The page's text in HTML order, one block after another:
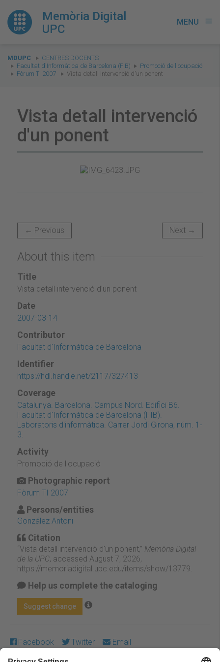
Memòria Digital
UPC
MENU menu
You
are
here:
MDUPC
CENTRES DOCENTS
Facultat d'Informàtica de Barcelona (FIB)
Promoció de l'ocupació
Fòrum TI 2007
Vista detall intervenció d'un ponent
Vista detall intervenció
d'un ponent
← Previous Next →
About this item
Title
Vista detall intervenció d'un ponent
Date
2007-03-14
Contributor
Facultat d'Informàtica de Barcelona
Identifier
https://hdl.handle.net/2117/327413
Coverage
Catalunya. Barcelona. Campus Nord. Edifici B6.
Facultat d'Informàtica de Barcelona (FIB).
Laboratoris d'informàtica. Carrer Jordi Girona, núm. 1-
3.
Activity
Promoció de l'ocupació
Photographic report
Fòrum TI 2007
Persons/entities
González Antoni
Citation
“Vista detall intervenció d'un ponent,” Memòria Digital
de la UPC, accessed August 7, 2026,
https://memoriadigital.upc.edu/items/show/13779
Help us complete the cataloging
Suggest change
Facebook Twitter Email